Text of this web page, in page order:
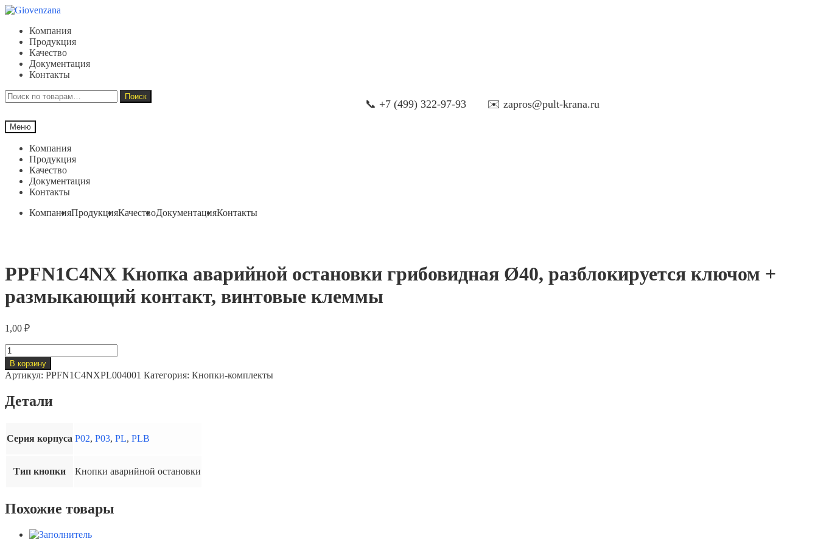
Перейти
навигации
Перейти
содержимому
Компания
Продукция
Качество
Документация
Контакты
Искать:
Поиск
📞 +7 (499) 322-97-93 ✉️ zapros@pult-krana.ru
Меню
Компания
Продукция
Качество
Документация
Контакты
КомпанияПродукцияКачествоДокументацияКонтакты
PPFN1C4NX Кнопка аварийной остановки грибовидная Ø40, разблокируется ключом +
размыкающий контакт, винтовые клеммы
1,00 ₽
Количество
товара
PPFN1C4NX
Кнопка
остановки
разблокируется
размыкающий
клеммы
В корзину
Артикул: PPFN1C4NXPL004001 Категория: Кнопки-комплекты
Детали
Серия корпуса P02, P03, PL, PLB
Тип кнопки Кнопки аварийной остановки
Похожие товары